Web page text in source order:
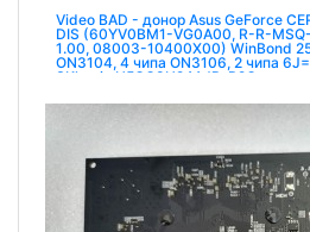
Video BAD - донор Asus GeForce
DIS (60YV0BM1-VG0A00, R-R-
1.00, 08003-10400X00) WinBond
ON3104, 4 чипа ON3106, 2 чипа
SKhynix H5GC8H24AJR-R2C